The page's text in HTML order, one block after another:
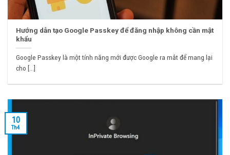
Hướng dẫn tạo Google Passkey để đăng nhập không cần mật
khẩu
Google Passkey là một tính năng mới được Google ra mắt để mang lại
cho [...]
10
Th4